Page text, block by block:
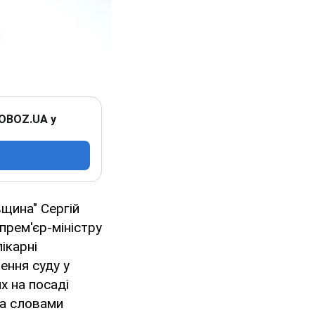
у
Сергій
міністру
суду у
на посаді
словами